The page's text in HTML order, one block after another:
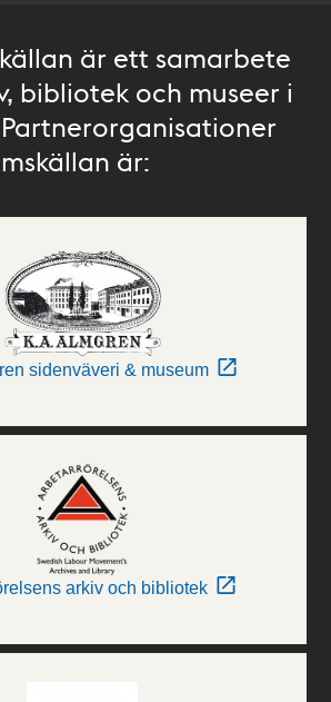
är ett samarbete
bibliotek och museer i
är:
sidenväveri & museum
arkiv och bibliotek